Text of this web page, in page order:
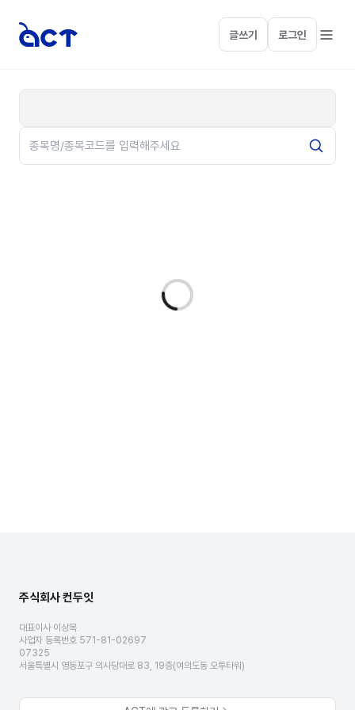
글쓰기 로그인
주식회사 컨두잇
대표이사 이상목
사업자 등록번호 571-81-02697
07325
서울특별시 영등포구 의사당대로 83, 19층(여의도동 오투타워)